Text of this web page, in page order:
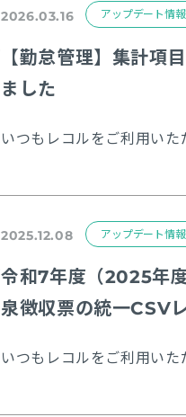
2026.03.16 アップデート情報
【勤怠管理】集計項
ました
2025.12.08 アップデート情報
令和7年度（2025年
泉徴収票の統一CSV